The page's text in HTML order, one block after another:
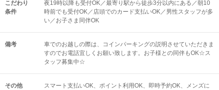
こだわり
条件
夜19時以降も受付OK／最寄り駅から徒歩3分以内にある／朝10
時前でも受付OK／店頭でのカード支払いOK／男性スタッフが多
い／お子さま同伴OK
備考
車でのお越しの際は、コインパーキングの説明させていただきま
すのでお電話宜しくお願い致します。お子様との同伴もOK☆ス
タッフ募集中☆
その他 スマート支払いOK ポイント利用OK 即時予約OK
メンズに